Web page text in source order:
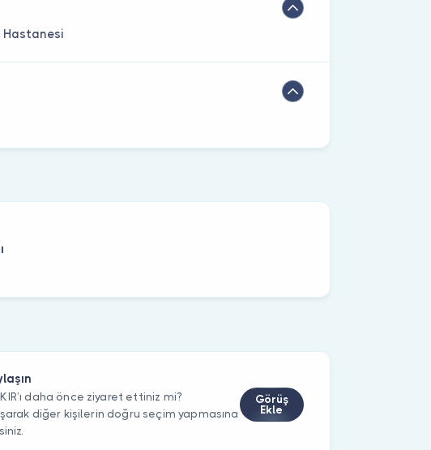
Hastanesi
daha önce ziyaret ettiniz mi?
diğer kişilerin doğru seçim yapmasına
Görüş
Ekle